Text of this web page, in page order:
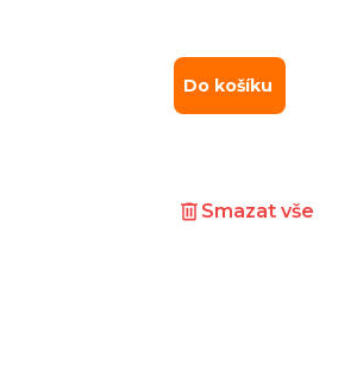
Do košíku
Smazat vše